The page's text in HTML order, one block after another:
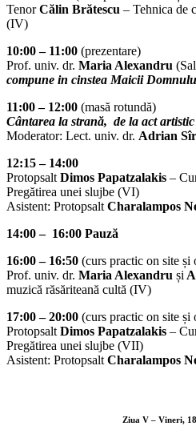
TenorCălin Brătescu – Tehnica de
(IV)
10:00 – 11:00 (prezentare)
Prof. univ. dr. Maria Alexandru
compune in cinstea Maicii
11:00 – 12:00 (masă rotundă)
Cântarea la strană, de la act
Moderator: Lect. univ. dr. Adrian
12:15 – 14:00
Protopsalt Dimos Papatzalakis –
Pregătirea unei slujbe (VI)
Asistent: Protopsalt Charalampos
14:00 – 16:00 Pauză
16:00 – 16:50 (curs practic on site și
Prof. univ. dr. Maria Alexandru și
muzică răsăriteană cultă (IV)
17:00 – 20:00 (curs practic on site și
Protopsalt Dimos Papatzalakis –
Pregătirea unei slujbe (VII)
Asistent: Protopsalt Charalampos
Ziua V – Vineri,